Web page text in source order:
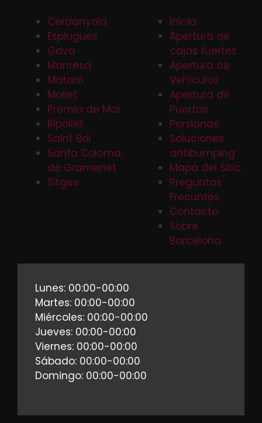
Cerdanyola
Esplugues
Gava
Manresa
Mataró
Mollet
Premia de Mar
Ripollet
Saint Boi
Santa Coloma
de Gramenet
Sitges
Inicio
Apertura de
cajas fuertes
Apertura de
Vehículos
Apertura de
Puertas
Persianas
Soluciones
antibumping
Mapa del Sitio
Preguntas
Frecuntes
Contacto
Sobre
Barcelona
Lunes: 00:00-00:00
Martes: 00:00-00:00
Miércoles: 00:00-00:00
Jueves: 00:00-00:00
Viernes: 00:00-00:00
Sábado: 00:00-00:00
Domingo: 00:00-00:00